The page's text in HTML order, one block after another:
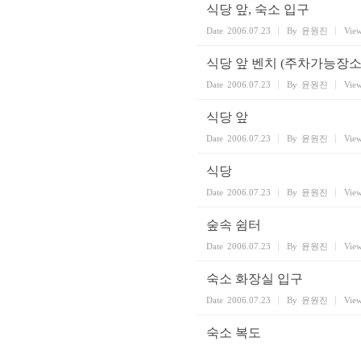
식당 앞, 숙소 입구
Date 2006.07.23 By 윤원진
식당 앞 벤치 (주차가능장
Date 2006.07.23 By 윤원진
식당 앞
Date 2006.07.23 By 윤원진
식당
Date 2006.07.23 By 윤원진
숲속 쉼터
Date 2006.07.23 By 윤원진
숙소 화장실 입구
Date 2006.07.23 By 윤원진
숙소 복도